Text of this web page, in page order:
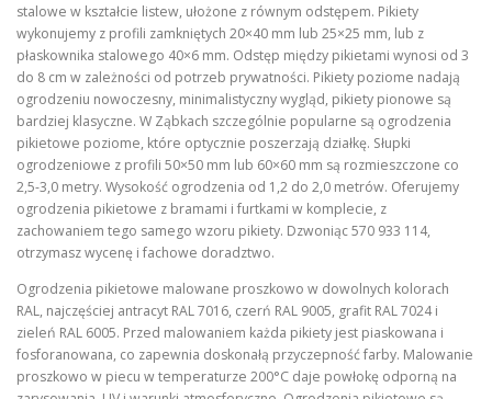
stalowe w kształcie listew, ułożone z równym odstępem. Pikiety
wykonujemy z profili zamkniętych 20×40 mm lub 25×25 mm, lub z
płaskownika stalowego 40×6 mm. Odstęp między pikietami wynosi od 3
do 8 cm w zależności od potrzeb prywatności. Pikiety poziome nadają
ogrodzeniu nowoczesny, minimalistyczny wygląd, pikiety pionowe są
bardziej klasyczne. W Ząbkach szczególnie popularne są ogrodzenia
pikietowe poziome, które optycznie poszerzają działkę. Słupki
ogrodzeniowe z profili 50×50 mm lub 60×60 mm są rozmieszczone co
2,5-3,0 metry. Wysokość ogrodzenia od 1,2 do 2,0 metrów. Oferujemy
ogrodzenia pikietowe z bramami i furtkami w komplecie, z
zachowaniem tego samego wzoru pikiety. Dzwoniąc 570 933 114,
otrzymasz wycenę i fachowe doradztwo.
Ogrodzenia pikietowe malowane proszkowo w dowolnych kolorach
RAL, najczęściej antracyt RAL 7016, czerń RAL 9005, grafit RAL 7024 i
zieleń RAL 6005. Przed malowaniem każda pikiety jest piaskowana i
fosforanowana, co zapewnia doskonałą przyczepność farby. Malowanie
proszkowo w piecu w temperaturze 200°C daje powłokę odporną na